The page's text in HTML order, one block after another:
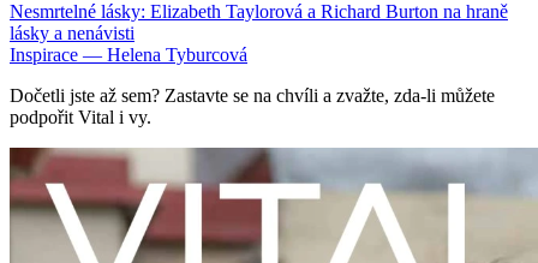
Nesmrtelné lásky: Elizabeth Taylorová a Richard Burton na hraně
lásky a nenávisti
Inspirace — Helena Tyburcová
Dočetli jste až sem? Zastavte se na chvíli a zvažte, zda-li můžete
podpořit Vital i vy.